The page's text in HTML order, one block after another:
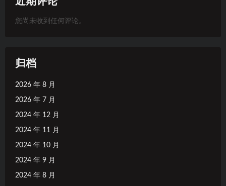
您尚未收到任何评论。
归档
2026 年 8 月
2026 年 7 月
2024 年 12 月
2024 年 11 月
2024 年 10 月
2024 年 9 月
2024 年 8 月